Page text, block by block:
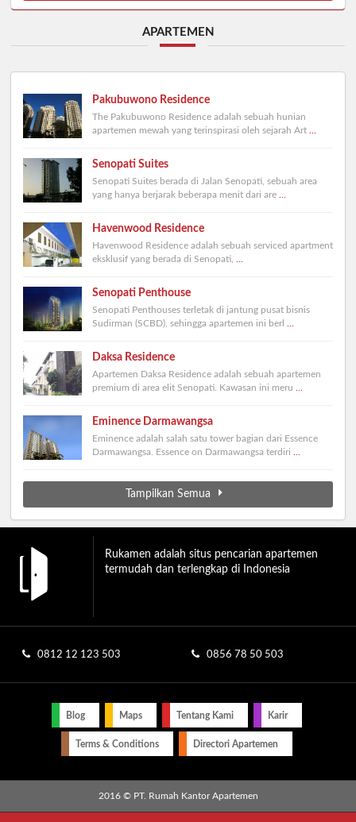
APARTEMEN
Pakubuwono Residence
The Pakubuwono Residence adalah sebuah hunian
apartemen mewah yang terinspirasi oleh sejarah Art
Senopati Suites
Senopati Suites berada di Jalan Senopati, sebuah area
yang hanya berjarak beberapa menit dari are
Havenwood Residence
Havenwood Residence adalah sebuah serviced apartment
eksklusif yang berada di Senopati,
Senopati Penthouse
Senopati Penthouses terletak di jantung pusat bisnis
Sudirman (SCBD), sehingga apartemen ini berl
Daksa Residence
Apartemen Daksa Residence adalah sebuah apartemen
premium di area elit Senopati. Kawasan ini meru
Eminence Darmawangsa
Eminence adalah salah satu tower bagian dari Essence
Darmawangsa. Essence on Darmawangsa terdiri
Tampilkan Semua
Rukamen adalah situs pencarian apartemen
termudah dan terlengkap di Indonesia
0812 12 123 503 0856 78 50 503
Blog Maps Tentang Kami Karir
Terms & Conditions Directori Apartemen
2016 © PT. Rumah Kantor Apartemen